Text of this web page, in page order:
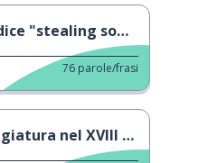
someone's thunder"
76 parole/frasi
nel XVIII secolo